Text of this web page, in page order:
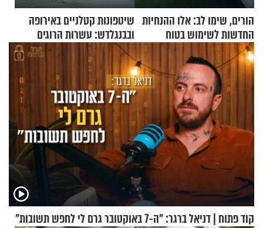
הורים, שימו לב: אלו ההנחיות
החדשות לשימוש בטוח
בסקווישי לאחר מקרי אשפוז
שיטפונות קטלניים באירופה
ובבנגלדש: עשרות הרוגים
ומיליון נפגעים
קוד פתוח | דניאל ברגר: "ה-7 באוקטובר גרם לי לחפש תשובות"